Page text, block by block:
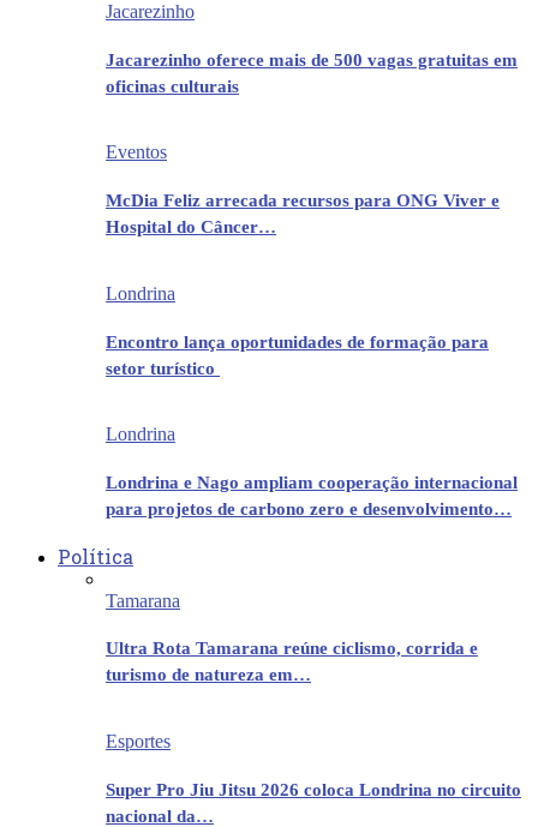
Jacarezinho
Jacarezinho oferece mais de 500 vagas gratuitas em
oficinas culturais
Eventos
McDia Feliz arrecada recursos para ONG Viver e
Hospital do Câncer…
Londrina
Encontro lança oportunidades de formação para
setor turístico
Londrina
Londrina e Nago ampliam cooperação internacional
para projetos de carbono zero e desenvolvimento…
Política
Tamarana
Ultra Rota Tamarana reúne ciclismo, corrida e
turismo de natureza em…
Esportes
Super Pro Jiu Jitsu 2026 coloca Londrina no circuito
nacional da…